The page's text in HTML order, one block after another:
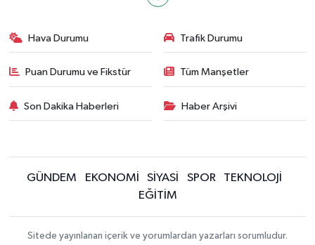
Hava Durumu Trafik Durumu
Puan Durumu ve Fikstür Tüm Manşetler
Son Dakika Haberleri Haber Arşivi
GÜNDEM EKONOMİ SİYASİ SPOR
TEKNOLOJİ
EĞİTİM
Sitede yayınlanan içerik ve yorumlardan yazarları sorumludur.